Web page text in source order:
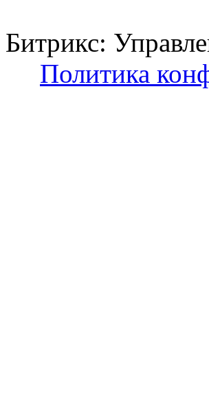
Битрикс:
Политика